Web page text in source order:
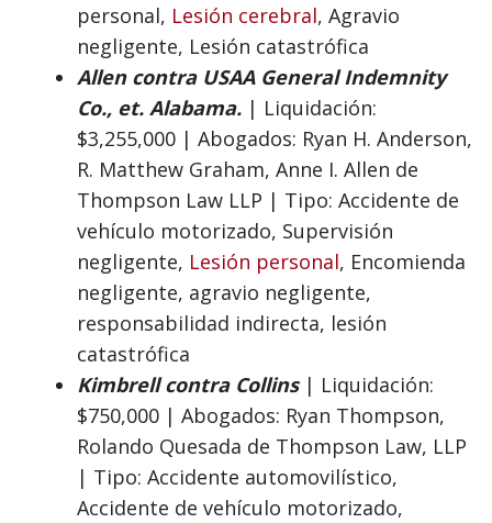
personal, Lesión cerebral, Agravio
negligente, Lesión catastrófica
Allen contra USAA General Indemnity
Co., et. Alabama. | Liquidación:
$3,255,000 | Abogados: Ryan H. Anderson,
R. Matthew Graham, Anne I. Allen de
Thompson Law LLP | Tipo: Accidente de
vehículo motorizado, Supervisión
negligente, Lesión personal, Encomienda
negligente, agravio negligente,
responsabilidad indirecta, lesión
catastrófica
Kimbrell contra Collins| Liquidación:
$750,000 | Abogados: Ryan Thompson,
Rolando Quesada de Thompson Law, LLP
| Tipo: Accidente automovilístico,
Accidente de vehículo motorizado,